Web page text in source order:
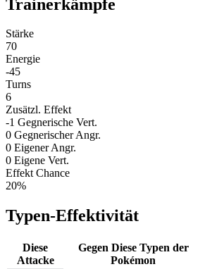
Trainerkämpfe
Stärke
70
Energie
-45
Turns
6
Zusätzl. Effekt
-1 Gegnerische Vert.
0 Gegnerischer Angr.
0 Eigener Angr.
0 Eigene Vert.
Effekt Chance
20%
Typen-Effektivität
Diese
Attacke
Gegen Diese Typen der
Pokémon